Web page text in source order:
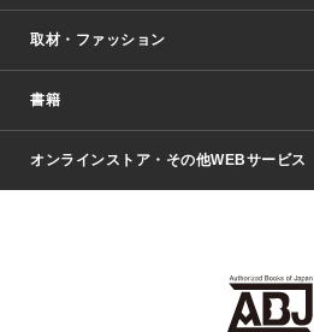
少年マンガ
Vジャンプ
週刊ヤングジャンプ
少女マンガ
取材・ファッション
Seventeen
芸能・情報・スポーツ
書籍
文芸・文庫・総合
ライトノベル・ノベライズ
オンラインストア・その他WEBサービス
SHUEISHA MANGA-ART HERITAGE